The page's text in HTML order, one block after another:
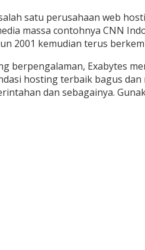
satu perusahaan web
massa contohnya CNN
2001 kemudian terus
berpengalaman, Exabytes
hosting terbaik bagus
dan sebagainya.